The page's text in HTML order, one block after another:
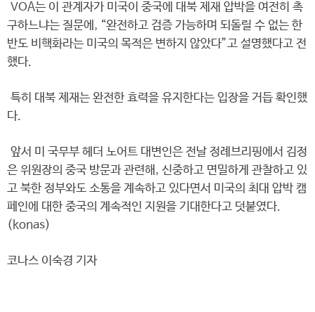
VOA는 이 관계자가 미국이 중국에 대북 제재 압박을 여전히 촉
구하느냐는 질문에, “완전하고 검증 가능하며 되돌릴 수 없는 한
반도 비핵화라는 미국의 목적은 변하지 않았다”고 설명했다고 전
했다.
특히 대북 제재는 완전한 효력을 유지한다는 입장을 거듭 확인했
다.
앞서 미 국무부 헤더 노어트 대변인은 전날 정례브리핑에서 김정
은 위원장의 중국 방문과 관련해, 신중하고 면밀하게 관찰하고 있
고 북한 정부와도 소통을 계속하고 있다면서 미국의 최대 압박 캠
페인에 대한 중국의 계속적인 지원을 기대한다고 덧붙였다.
(konas)
코나스 이숙경 기자